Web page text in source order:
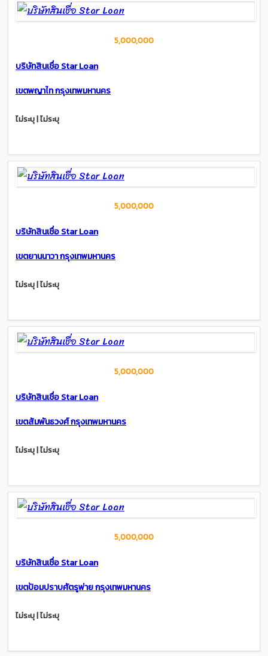
5,000,000
บริษัทสินเชื่อ Star Loan
เขตพญาไท กรุงเทพมหานคร
ไม่ระบุ | ไม่ระบุ
5,000,000
บริษัทสินเชื่อ Star Loan
เขตยานนาวา กรุงเทพมหานคร
ไม่ระบุ | ไม่ระบุ
5,000,000
บริษัทสินเชื่อ Star Loan
เขตสัมพันธวงศ์ กรุงเทพมหานคร
ไม่ระบุ | ไม่ระบุ
5,000,000
บริษัทสินเชื่อ Star Loan
เขตป้อมปราบศัตรูพ่าย กรุงเทพมหานคร
ไม่ระบุ | ไม่ระบุ